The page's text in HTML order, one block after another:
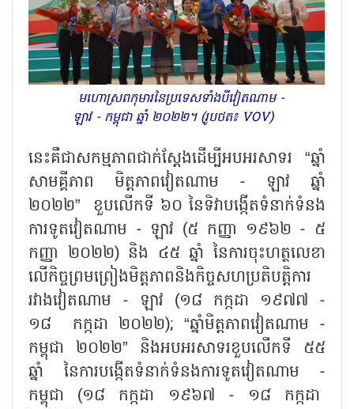
មហោស្រពកុមារនៃប្រទេសទាំងបីវៀតណាម -
ឡាវ - កម្ពុជា ឆ្នាំ ២០២២។ (រូបថត៖ VOV)
នេះគឺជាសកម្មភាពជាក់ស្តែងដើម្បីអបអរសាទរ “ឆ្នាំ
សាមគ្គីភាព មិត្តភាពវៀតណាម - ឡាវ ឆ្នាំ
២០២២” ខួបលើកទី ៦០ នៃទិវាបង្កើតទំនាក់ទំនង
ការទូតវៀតណាម - ឡាវ (៥ កញ្ញា ១៩៦២ - ៥
កញ្ញា ២០២២) និង ៤៥ ឆ្នាំ នៃការចុះហត្ថលេខា
លើកិច្ចព្រមព្រៀងមិត្តភាពនិងកិច្ចសហប្រតិបត្តិការ
រវាងវៀតណាម - ឡាវ (១៨ កក្កដា ១៩៧៧ -
១៨ កក្កដា ២០២២); “ឆ្នាំមិត្តភាពវៀតណាម -
កម្ពុជា ២០២២” និងអបអរសាទរខួបលើកទី ៥៥
ឆ្នាំ នៃការបង្កើតទំនាក់ទំនងការទូតវៀតណាម -
កម្ពុជា (១៨ កក្កដា ១៩៦៧ - ១៨ កក្កដា